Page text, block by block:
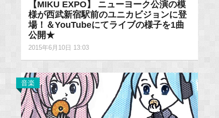
【MIKU EXPO】 ニューヨーク公演の模
様が西武新宿駅前のユニカビジョンに登
場！＆YouTubeにてライブの様子を1曲
公開★
2015年6月10日 13:03
音楽